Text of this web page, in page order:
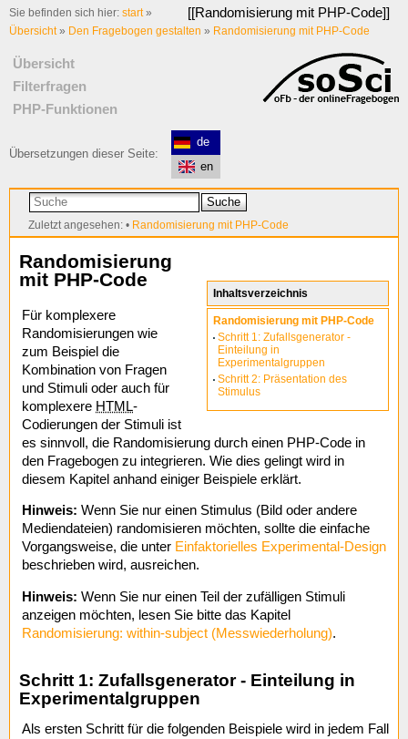
[[Randomisierung mit PHP-Code]]
Sie befinden sich hier: start»
Übersicht» Den Fragebogen gestalten » Randomisierung mit PHP-Code
Übersicht
Filterfragen
PHP-Funktionen
Übersetzungen dieser Seite:
de
en
Suche
Zuletzt angesehen: • Randomisierung mit PHP-Code
Inhaltsverzeichnis
Randomisierung mit PHP-Code
Schritt 1: Zufallsgenerator -
Einteilung in
Experimentalgruppen
Schritt 2: Präsentation des
Stimulus
Randomisierung
mit PHP-Code
Für komplexere
Randomisierungen wie
zum Beispiel die
Kombination von Fragen
und Stimuli oder auch für
komplexere HTML-
Codierungen der Stimuli ist
es sinnvoll, die Randomisierung durch einen PHP-Code in
den Fragebogen zu integrieren. Wie dies gelingt wird in
diesem Kapitel anhand einiger Beispiele erklärt.
Hinweis: Wenn Sie nur einen Stimulus (Bild oder andere
Mediendateien) randomisieren möchten, sollte die einfache
Vorgangsweise, die unter Einfaktorielles Experimental-Design
beschrieben wird, ausreichen.
Hinweis: Wenn Sie nur einen Teil der zufälligen Stimuli
anzeigen möchten, lesen Sie bitte das Kapitel
Randomisierung: within-subject (Messwiederholung).
Schritt 1: Zufallsgenerator - Einteilung in
Experimentalgruppen
Als ersten Schritt für die folgenden Beispiele wird in jedem Fall